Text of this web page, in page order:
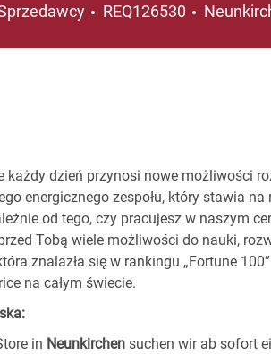
REQ126530
każdy dzień przynosi nowe możliwości
energicznego zespołu, który stawia
od tego, czy pracujesz w naszym
Tobą wiele możliwości do nauki,
znalazła się w rankingu „Fortune
na całym świecie.
in Neunkirchen suchen wir ab sofort